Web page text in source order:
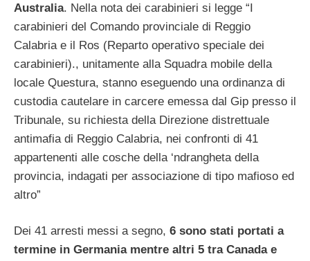
Australia. Nella nota dei carabinieri si legge “I
carabinieri del Comando provinciale di Reggio
Calabria e il Ros (Reparto operativo speciale dei
carabinieri)., unitamente alla Squadra mobile della
locale Questura, stanno eseguendo una ordinanza di
custodia cautelare in carcere emessa dal Gip presso il
Tribunale, su richiesta della Direzione distrettuale
antimafia di Reggio Calabria, nei confronti di 41
appartenenti alle cosche della ‘ndrangheta della
provincia, indagati per associazione di tipo mafioso ed
altro”
Dei 41 arresti messi a segno, 6 sono stati portati a
termine in Germania mentre altri 5 tra Canada e